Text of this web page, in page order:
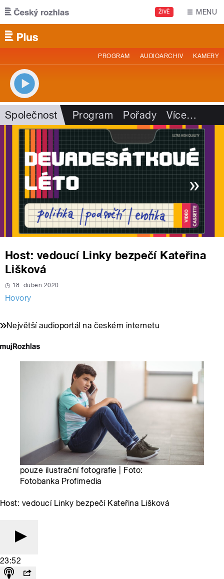
Přejít k hlavnímu obsahu
ŽIVĚ MENU
PROGRAM AUDIOARCHIV KAMERY
Společnost Program Pořady Více…
Host: vedoucí Linky bezpečí Kateřina
Lišková
18. duben 2020
Hovory
Největší audioportál na českém internetu
pouze ilustrační fotografie | Foto:
Fotobanka Profimedia
Host: vedoucí Linky bezpečí Kateřina Lišková
23:52